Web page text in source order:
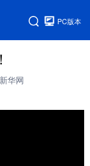
PC版本
华网